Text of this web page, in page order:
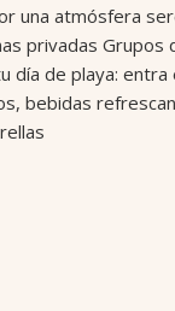
una atmósfera
privadas Grupos
día de playa: entra
bebidas